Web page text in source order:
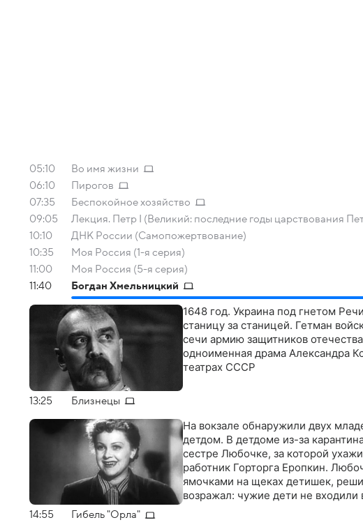
05:10
Во имя жизни
06:10
Пирогов
07:35
Беспокойное хозяйство
09:05
Лекция. Петр I (Великий: последние годы царствования
10:10
ДНК России (Самопожертвование)
10:35
Моя Россия (1-я серия)
11:00
Моя Россия (5-я серия)
11:40
Богдан Хмельницкий
1648 год. Украина под гнетом
станицу за станицей. Гетман
сечи армию защитников
одноименная драма Александра
театрах СССР
13:25 Близнецы
На вокзале обнаружили двух
детдом. В детдоме из-за
сестре Любочке, за которой
работник Горторга Еропкин.
ямочками на щеках детишек,
возражал: чужие дети не
14:55 Гибель "Орла"